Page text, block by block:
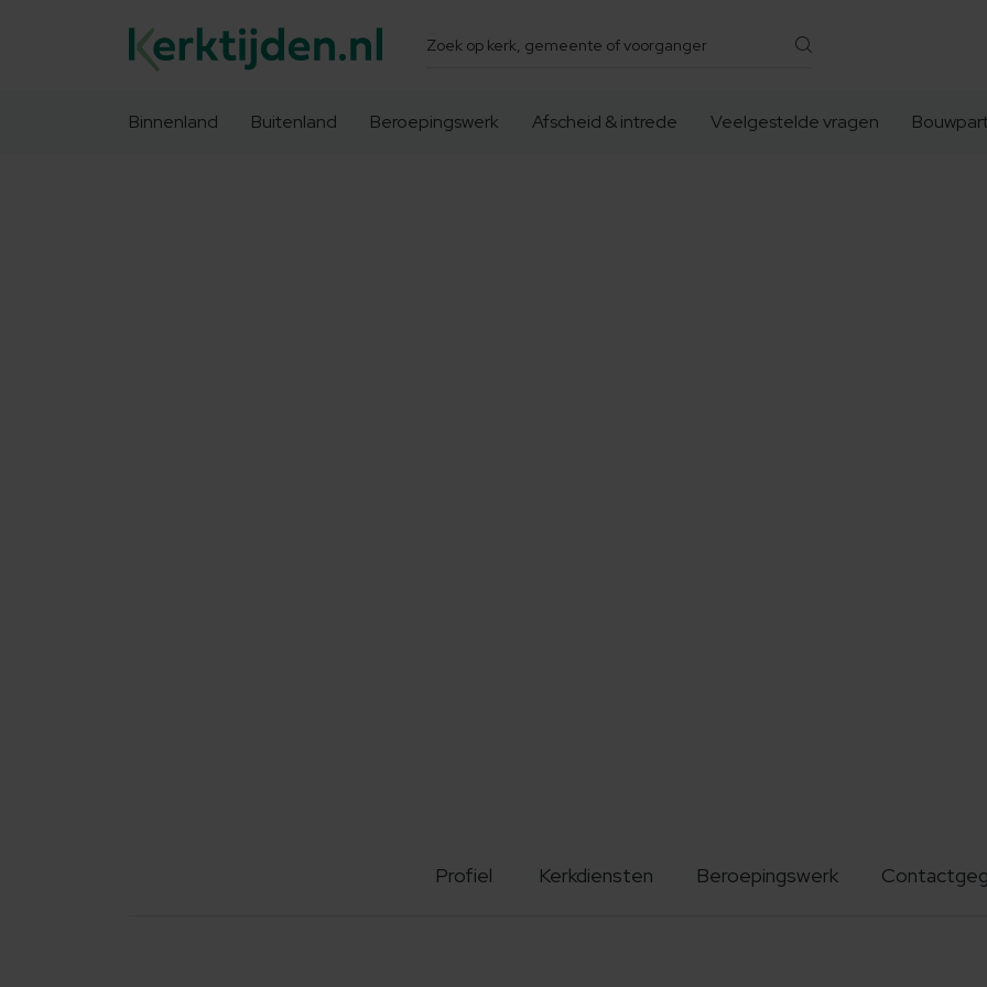
Zoeken
Binnenland Buitenland Beroepingswerk Afscheid & intrede Veelgestelde vragen
Profiel Kerkdiensten Beroepingswerk